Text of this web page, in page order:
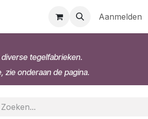
Aanmelden
tegelfabrieken.
zie onderaan de pagina.